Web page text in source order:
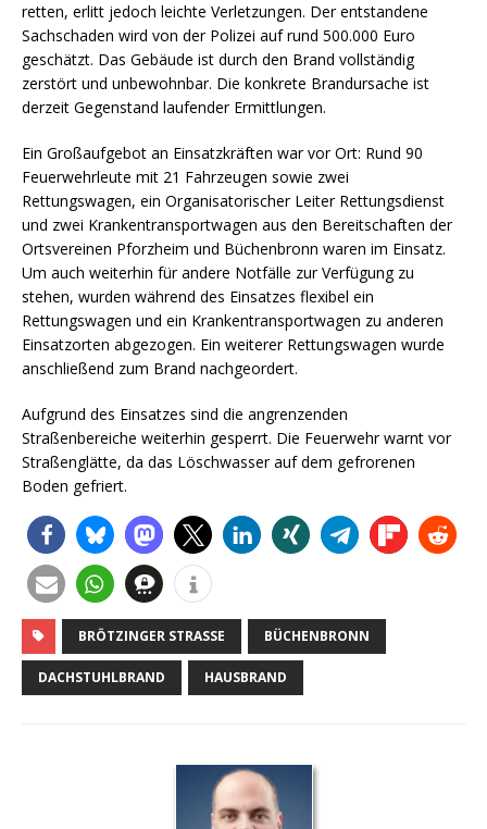
retten, erlitt jedoch leichte Verletzungen. Der entstandene
Sachschaden wird von der Polizei auf rund 500.000 Euro
geschätzt. Das Gebäude ist durch den Brand vollständig
zerstört und unbewohnbar. Die konkrete Brandursache ist
derzeit Gegenstand laufender Ermittlungen.
Ein Großaufgebot an Einsatzkräften war vor Ort: Rund 90
Feuerwehrleute mit 21 Fahrzeugen sowie zwei
Rettungswagen, ein Organisatorischer Leiter Rettungsdienst
und zwei Krankentransportwagen aus den Bereitschaften der
Ortsvereinen Pforzheim und Büchenbronn waren im Einsatz.
Um auch weiterhin für andere Notfälle zur Verfügung zu
stehen, wurden während des Einsatzes flexibel ein
Rettungswagen und ein Krankentransportwagen zu anderen
Einsatzorten abgezogen. Ein weiterer Rettungswagen wurde
anschließend zum Brand nachgeordert.
Aufgrund des Einsatzes sind die angrenzenden
Straßenbereiche weiterhin gesperrt. Die Feuerwehr warnt vor
Straßenglätte, da das Löschwasser auf dem gefrorenen
Boden gefriert.
BRÖTZINGER STRASSE BÜCHENBRONN
DACHSTUHLBRAND HAUSBRAND